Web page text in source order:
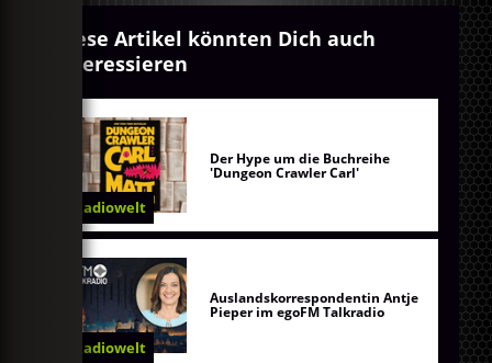
Diese Artikel könnten Dich auch
interessieren
Radiowelt
Der Hype um die Buchreihe
'Dungeon Crawler Carl'
Radiowelt
Auslandskorrespondentin Antje
Pieper im egoFM Talkradio